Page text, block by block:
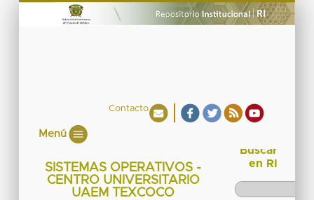
Contacto
Menú
SISTEMAS OPERATIVOS -
CENTRO UNIVERSITARIO
UAEM TEXCOCO
Buscar
en RI